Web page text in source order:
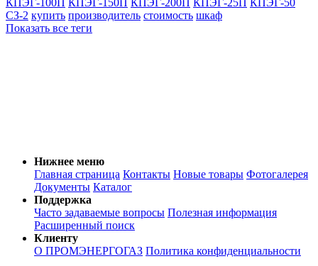
СЗ-2 купить производитель стоимость шкаф
Показать все теги
Нижнее меню
Главная страница Контакты Новые товары Фотогалерея
Документы Каталог
Поддержка
Часто задаваемые вопросы Полезная информация
Расширенный поиск
Клиенту
О ПРОМЭНЕРГОГАЗ Политика конфиденциальности